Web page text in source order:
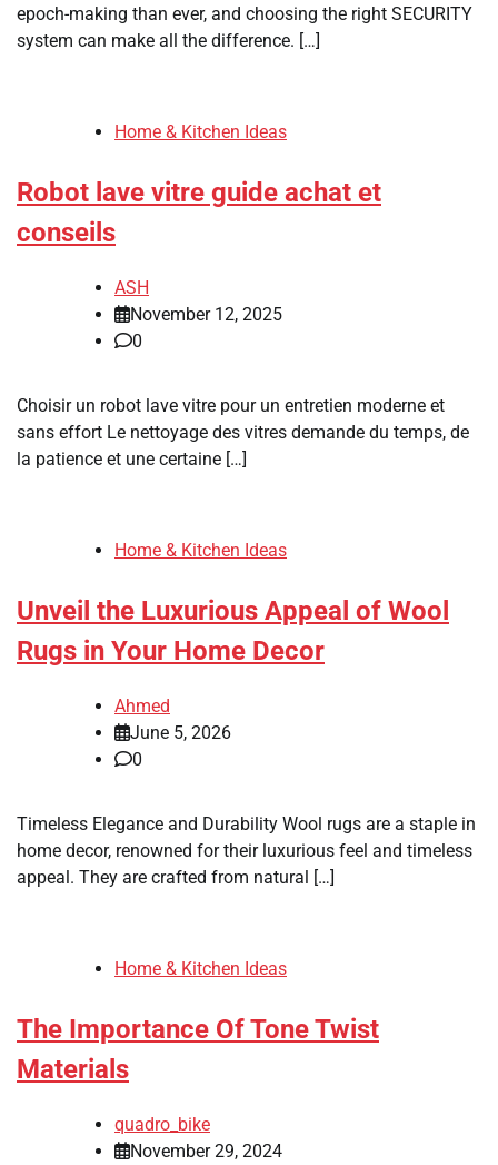
epoch-making than ever, and choosing the right SECURITY
system can make all the difference. […]
Home & Kitchen Ideas
Robot lave vitre guide achat et
conseils
ASH
November 12, 2025
0
Choisir un robot lave vitre pour un entretien moderne et
sans effort Le nettoyage des vitres demande du temps, de
la patience et une certaine […]
Home & Kitchen Ideas
Unveil the Luxurious Appeal of Wool
Rugs in Your Home Decor
Ahmed
June 5, 2026
0
Timeless Elegance and Durability Wool rugs are a staple in
home decor, renowned for their luxurious feel and timeless
appeal. They are crafted from natural […]
Home & Kitchen Ideas
The Importance Of Tone Twist
Materials
quadro_bike
November 29, 2024